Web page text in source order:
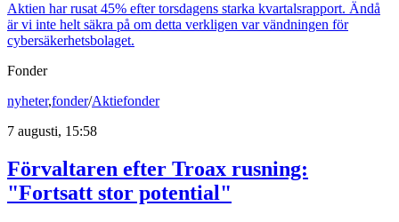
Aktien har rusat 45% efter torsdagens starka kvartalsrapport. Ändå
är vi inte helt säkra på om detta verkligen var vändningen för
cybersäkerhetsbolaget.
Fonder
nyheter,fonder/Aktiefonder
7 augusti, 15:58
Förvaltaren efter Troax rusning:
"Fortsatt stor potential"